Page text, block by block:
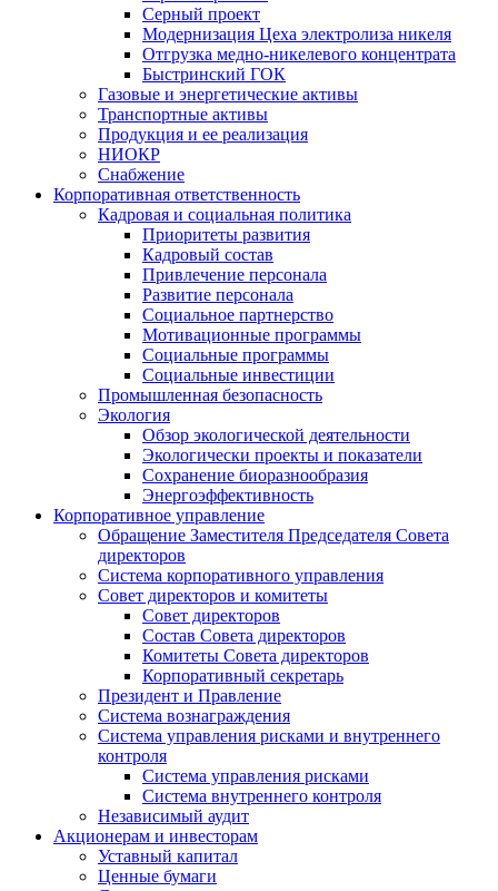
Серный проект
Модернизация Цеха электролиза никеля
Отгрузка медно-никелевого концентрата
Быстринский ГОК
Газовые и энергетические активы
Транспортные активы
Продукция и ее реализация
НИОКР
Снабжение
Корпоративная ответственность
Кадровая и социальная политика
Приоритеты развития
Кадровый состав
Привлечение персонала
Развитие персонала
Социальное партнерство
Мотивационные программы
Социальные программы
Социальные инвестиции
Промышленная безопасность
Экология
Обзор экологической деятельности
Экологически проекты и показатели
Сохранение биоразнообразия
Энергоэффективность
Корпоративное управление
Обращение Заместителя Председателя Совета
директоров
Система корпоративного управления
Совет директоров и комитеты
Совет директоров
Состав Совета директоров
Комитеты Совета директоров
Корпоративный секретарь
Президент и Правление
Система вознаграждения
Система управления рисками и внутреннего
контроля
Система управления рисками
Система внутреннего контроля
Независимый аудит
Акционерам и инвесторам
Уставный капитал
Ценные бумаги